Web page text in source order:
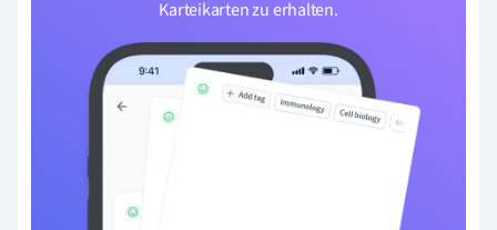
Karteikarten zu erhalten.